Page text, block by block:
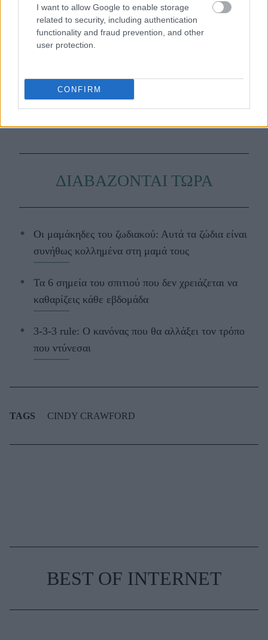
I want to allow Google to enable storage
related to security, including authentication
functionality and fraud prevention, and other
user protection.
CONFIRM
Μάθε τώρα όλα τα νέα για τα
Ακολούθησε το JennyGr στο
Google News.
ΔΙΑΒΑΖΟΝΤΑΙ ΤΩΡΑ
Οι μαμάκηδες του ζωδιακού: Αυτά τα ζώδια είναι
συνήθως κολλημένα στη μαμά τους
Τα 6 σημεία του σπιτιού που δεν χρειάζεται να
καθαρίζεις κάθε εβδομάδα
3-3-3 rule: Ο κανόνας που θα αλλάξει τον τρόπο
που ντύνεσαι
TAGS CINDY CRAWFORD
BEST OF INTERNET